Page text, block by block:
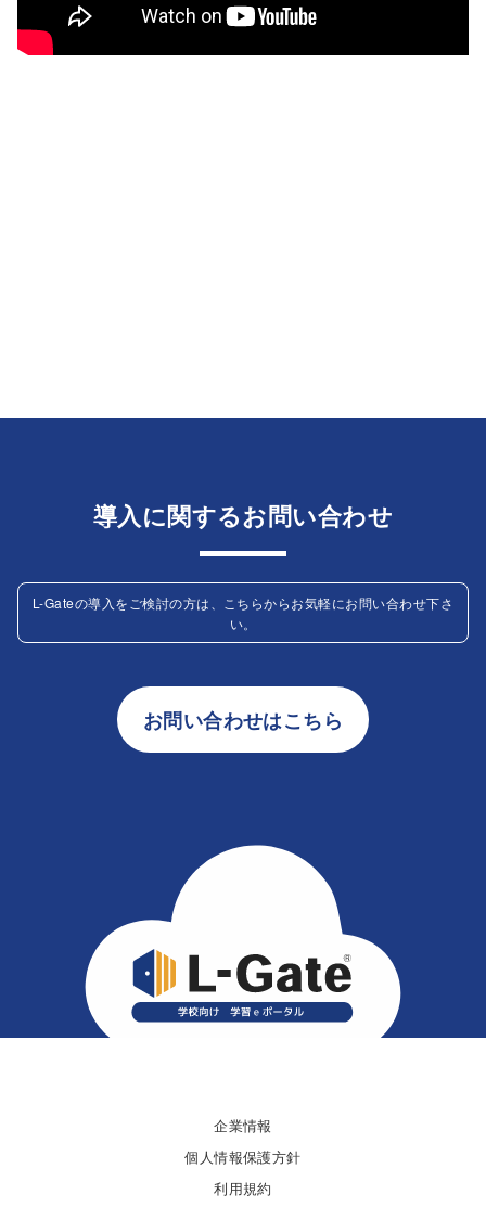
導入に関するお問い合わせ
L-Gateの導入をご検討の方は、こちらからお気軽にお問い合わせ下さ
い。
お問い合わせはこちら
企業情報
個人情報保護方針
利用規約